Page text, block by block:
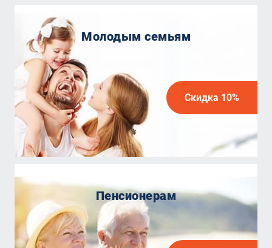
Молодым семьям
Скидка 10%
Пенсионерам